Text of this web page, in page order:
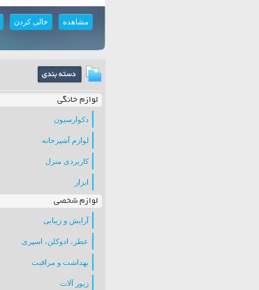
مشاهده خالی کردن
لوازم خانگی
دکوارسیون
لوازم آشپزخانه
کاربردی منزل
ابزار
لوازم شخصی
آرایش و زیبایی
عطر، ادوکلن، اسپری
بهداشت و مراقبت
زیور آلات